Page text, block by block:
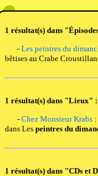
1 résultat(s) dans
- Les peintres du
bêtises au Crabe
1 résultat(s) dans "Lieux" :
- Chez Monsieur Krabs:
dans Les peintres du
1 résultat(s) dans "CDs et